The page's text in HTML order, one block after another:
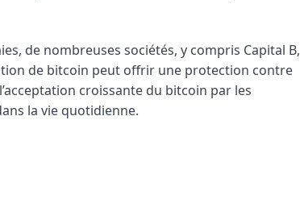
de nombreuses sociétés, y compris Capital B,
de bitcoin peut offrir une protection contre
croissante du bitcoin par les
la vie quotidienne.